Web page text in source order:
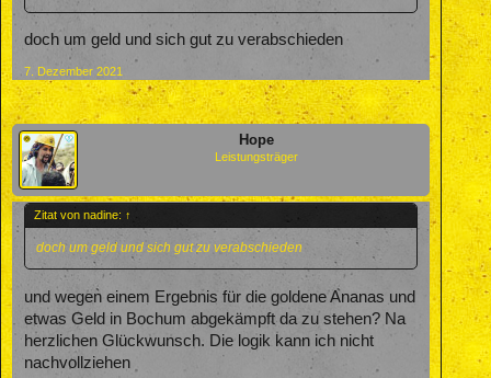
doch um geld und sich gut zu verabschieden
7. Dezember 2021
Hope
Leistungsträger
Zitat von nadine: ↑
doch um geld und sich gut zu verabschieden
und wegen einem Ergebnis für die goldene Ananas und
etwas Geld in Bochum abgekämpft da zu stehen? Na
herzlichen Glückwunsch. Die logik kann ich nicht
nachvollziehen